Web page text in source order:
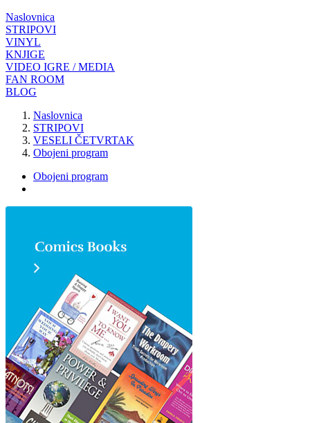
Naslovnica
STRIPOVI
VINYL
KNJIGE
VIDEO IGRE / MEDIA
FAN ROOM
BLOG
Naslovnica
STRIPOVI
VESELI ČETVRTAK
Obojeni program
Obojeni program